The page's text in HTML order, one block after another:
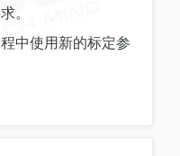
。
中使用新的标定参